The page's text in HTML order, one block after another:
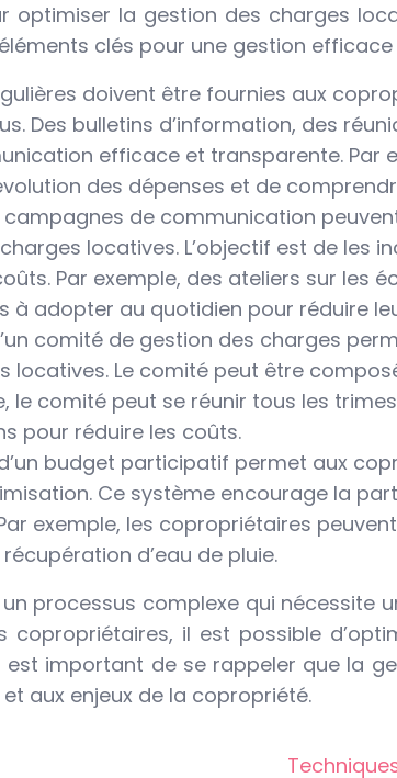
optimiser la gestion des charges
clés pour une gestion
doivent être fournies aux
Des bulletins d’information, des
efficace et transparente. Par
des dépenses et de
campagnes de communication
locatives. L’objectif est de
Par exemple, des ateliers sur les
adopter au quotidien pour réduire
comité de gestion des charges
locatives. Le comité peut être
le comité peut se réunir tous les
pour réduire les coûts.
budget participatif permet aux
Ce système encourage la
exemple, les copropriétaires
d’eau de pluie.
processus complexe qui nécessite
il est possible
est important de se rappeler que la
aux enjeux de la copropriété.